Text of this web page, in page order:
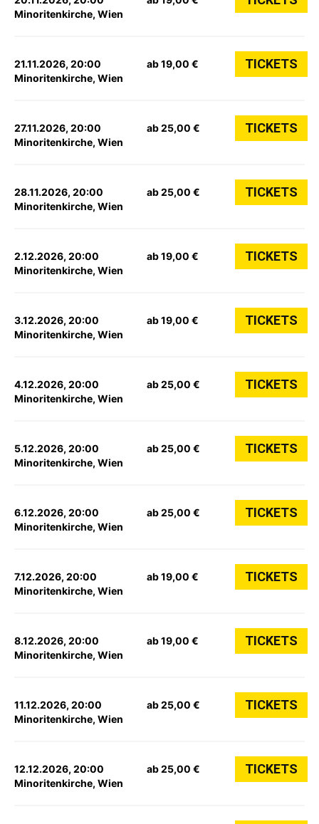
Minoritenkirche, Wien
21.11.2026, 20:00
Minoritenkirche, Wien
ab 19,00 € TICKETS
27.11.2026, 20:00
Minoritenkirche, Wien
ab 25,00 € TICKETS
28.11.2026, 20:00
Minoritenkirche, Wien
ab 25,00 € TICKETS
2.12.2026, 20:00
Minoritenkirche, Wien
ab 19,00 € TICKETS
3.12.2026, 20:00
Minoritenkirche, Wien
ab 19,00 € TICKETS
4.12.2026, 20:00
Minoritenkirche, Wien
ab 25,00 € TICKETS
5.12.2026, 20:00
Minoritenkirche, Wien
ab 25,00 € TICKETS
6.12.2026, 20:00
Minoritenkirche, Wien
ab 25,00 € TICKETS
7.12.2026, 20:00
Minoritenkirche, Wien
ab 19,00 € TICKETS
8.12.2026, 20:00
Minoritenkirche, Wien
ab 19,00 € TICKETS
11.12.2026, 20:00
Minoritenkirche, Wien
ab 25,00 € TICKETS
12.12.2026, 20:00
Minoritenkirche, Wien
ab 25,00 € TICKETS